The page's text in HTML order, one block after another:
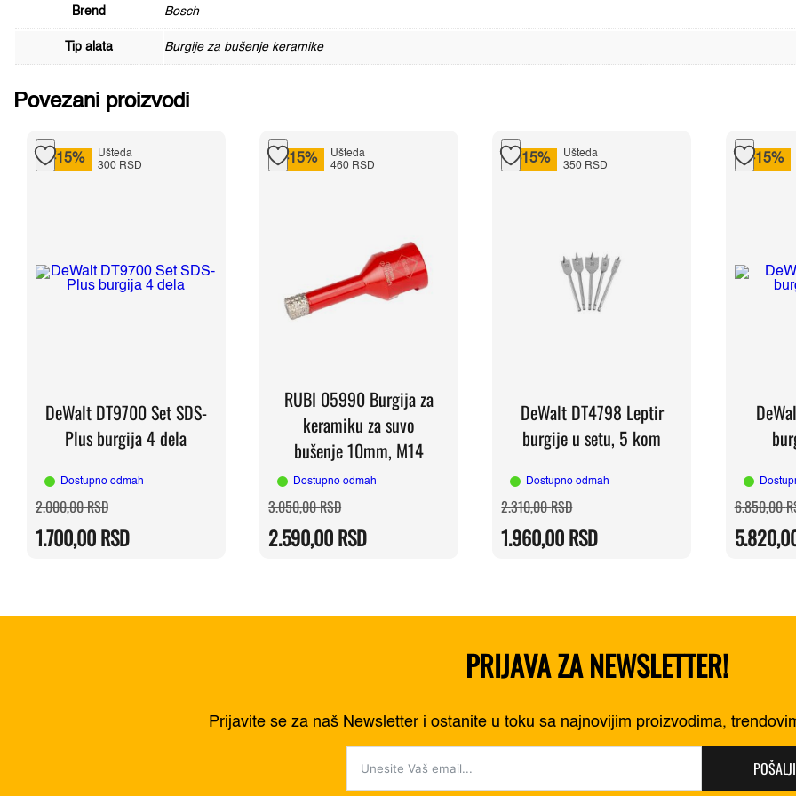
Brend Bosch
Tip alata Burgije za bušenje keramike
Povezani proizvodi
-15%
Ušteda
300 RSD
DeWalt DT9700 Set SDS-
Plus burgija 4 dela
Dostupno odmah
2.000,00RSDOriginalna
cena
bila:
2.000,00 RSD.
1.700,00RSD
Trenutna
cena
1.700,00 RSD.
-15%
Ušteda
460 RSD
RUBI 05990 Burgija za
keramiku za suvo
bušenje 10mm, M14
Dostupno odmah
3.050,00RSDOriginalna
cena
bila:
3.050,00 RSD.
2.590,00RSD
Trenutna
cena
2.590,00 RSD.
-15%
Ušteda
350 RSD
DeWalt DT4798 Leptir
burgije u setu, 5 kom
Dostupno odmah
2.310,00RSDOriginalna
cena
bila:
2.310,00 RSD.
1.960,00RSD
Trenutna
cena
1.960,00 RSD.
-15%
6.850,00
PRIJAVA ZA NEWSLETTER!
Prijavite se za naš Newsletter i ostanite u toku sa najnovijim proizvodima,
POŠALJI